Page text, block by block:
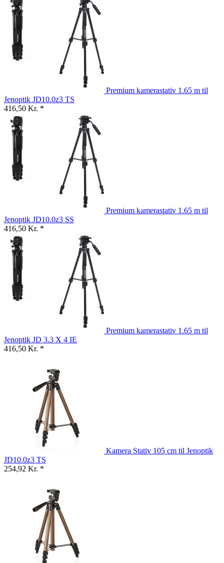
Premium kamerastativ 1.65 m til
Jenoptik JD10.0z3 TS
416,50 Kr. *
Premium kamerastativ 1.65 m til
Jenoptik JD10.0z3 SS
416,50 Kr. *
Premium kamerastativ 1.65 m til
Jenoptik JD 3.3 X 4 IE
416,50 Kr. *
Kamera Stativ 105 cm til Jenoptik
JD10.0z3 TS
254,92 Kr. *